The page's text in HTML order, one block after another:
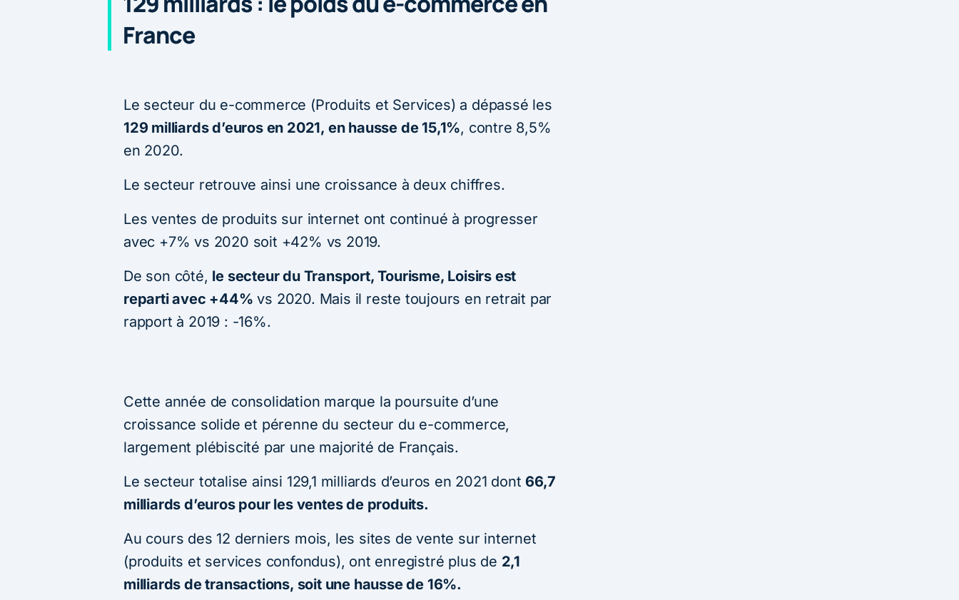
France
Le secteur du e-commerce (Produits et Services) a dépassé les
129 milliards d’euros en 2021, en hausse de 15,1%, contre 8,5%
en 2020.
Le secteur retrouve ainsi une croissance à deux chiffres.
Les ventes de produits sur internet ont continué à progresser
avec +7% vs 2020 soit +42% vs 2019.
De son côté, le secteur du Transport, Tourisme, Loisirs est
reparti avec +44% vs 2020. Mais il reste toujours en retrait par
rapport à 2019 : -16%.
Cette année de consolidation marque la poursuite d’une
croissance solide et pérenne du secteur du e-commerce,
largement plébiscité par une majorité de Français.
Le secteur totalise ainsi 129,1 milliards d’euros en 2021 dont 66,7
milliards d’euros pour les ventes de produits.
Au cours des 12 derniers mois, les sites de vente sur internet
(produits et services confondus), ont enregistré plus de 2,1
milliards de transactions, soit une hausse de 16%.